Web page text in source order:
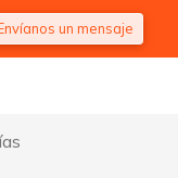
un mensaje